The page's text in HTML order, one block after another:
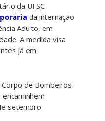
da UFSC
da internação
Adulto, em
A medida visa
já em
Corpo de Bombeiros
encaminhem
setembro.